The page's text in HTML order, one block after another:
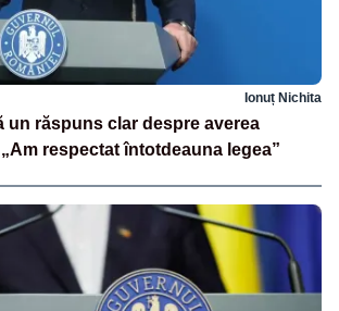
Ionuț Nichita
un răspuns clar despre averea
respectat întotdeauna legea”